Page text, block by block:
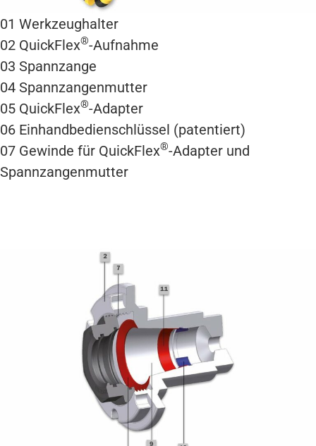
01 Werkzeughalter
02 QuickFlex®-Aufnahme
03 Spannzange
04 Spannzangenmutter
05 QuickFlex®-Adapter
06 Einhandbedienschlüssel (patentiert)
07 Gewinde für QuickFlex®-Adapter und
Spannzangenmutter